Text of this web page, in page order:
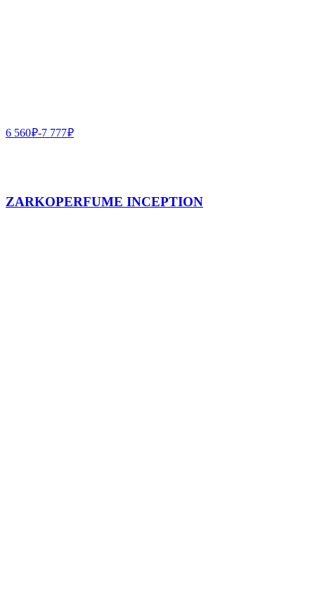
6 560₽-7 777₽
ZARKOPERFUME INCEPTION